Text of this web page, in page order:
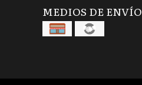
MEDIOS DE ENVÍO